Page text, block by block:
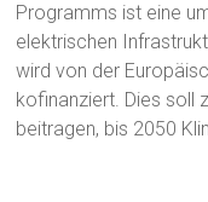
Programms ist eine
elektrischen
wird von der
kofinanziert. Dies soll
beitragen, bis 2050